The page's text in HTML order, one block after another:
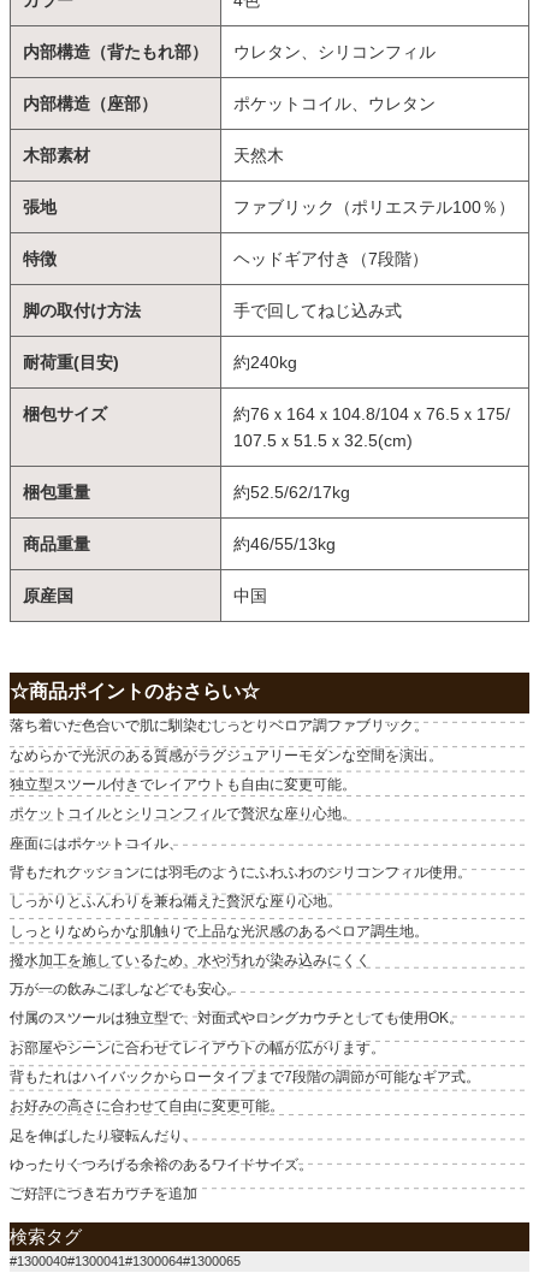
内部構造（背たもれ部） ウレタン、シリコンフィル
内部構造（座部） ポケットコイル、ウレタン
木部素材 天然木
張地 ファブリック（ポリエステル100％）
特徴 ヘッドギア付き（7段階）
脚の取付け方法 手で回してねじ込み式
耐荷重(目安) 約240kg
梱包サイズ
約76ｘ164ｘ104.8/104ｘ76.5ｘ175/
107.5ｘ51.5ｘ32.5(cm)
梱包重量 約52.5/62/17kg
商品重量 約46/55/13kg
原産国 中国
☆商品ポイントのおさらい☆
落ち着いた色合いで肌に馴染むしっとりベロア調ファブリック。
なめらかで光沢のある質感がラグジュアリーモダンな空間を演出。
独立型スツール付きでレイアウトも自由に変更可能。
ポケットコイルとシリコンフィルで贅沢な座り心地。
座面にはポケットコイル、
背もたれクッションには羽毛のようにふわふわのシリコンフィル使用。
しっかりとふんわりを兼ね備えた贅沢な座り心地。
しっとりなめらかな肌触りで上品な光沢感のあるベロア調生地。
撥水加工を施しているため、水や汚れが染み込みにくく
万が一の飲みこぼしなどでも安心。
付属のスツールは独立型で、対面式やロングカウチとしても使用OK。
お部屋やシーンに合わせてレイアウトの幅が広がります。
背もたれはハイバックからロータイプまで7段階の調節が可能なギア式。
お好みの高さに合わせて自由に変更可能。
足を伸ばしたり寝転んだり、
ゆったりくつろげる余裕のあるワイドサイズ。
ご好評につき右カウチを追加
検索タグ
#1300040#1300041#1300064#1300065